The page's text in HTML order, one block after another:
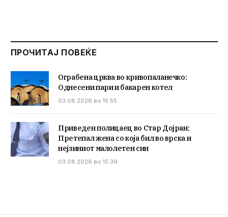
ПРОЧИТАЈ ПОВЕЌЕ
Ограбена црква во кривопаланечко:
Однесени пари и бакарен котел
03.08.2026 во 15:55
Приведен полицаец во Стар Дојран:
Претепал жена со која бил во врска и
нејзиниот малолетен син
03.08.2026 во 15:39